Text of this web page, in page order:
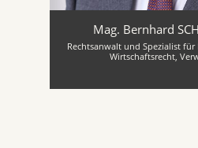
Mag. Bernhard
Rechtsanwalt und Spezialist für
Wirtschaftsrecht,